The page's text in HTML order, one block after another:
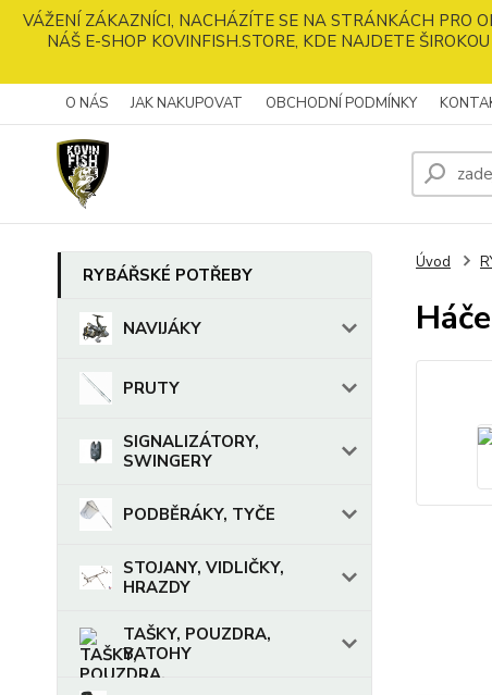
VÁŽENÍ ZÁKAZNÍCI, NACHÁZÍTE SE NA STRÁNKÁCH PRO
NÁŠ E-SHOP KOVINFISH.STORE, KDE NAJDETE
O NÁS JAK NAKUPOVAT OBCHODNÍ PODMÍNKY
RYBÁŘSKÉ POTŘEBY
NAVIJÁKY
PRUTY
SIGNALIZÁTORY,
SWINGERY
PODBĚRÁKY, TYČE
STOJANY, VIDLIČKY,
HRAZDY
TAŠKY, POUZDRA,
BATOHY
Úvod